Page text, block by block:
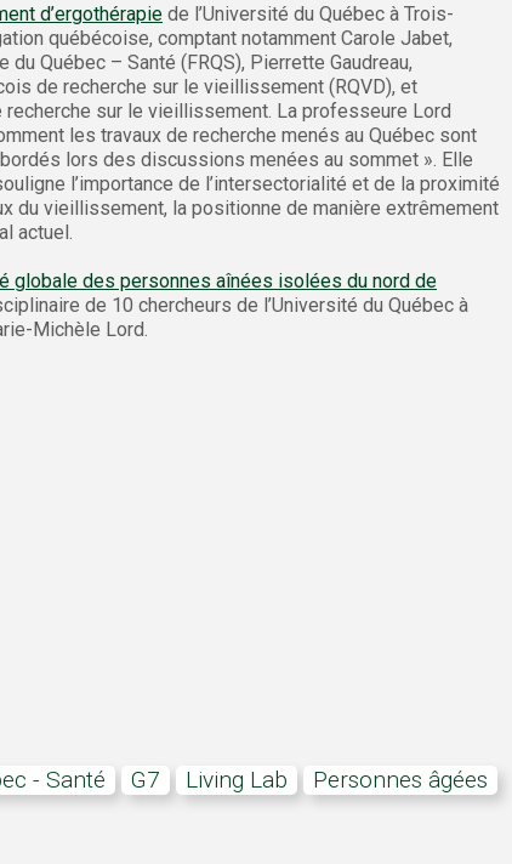
d’ergothérapie de l’Université du Québec à Trois-
québécoise, comptant notamment Carole Jabet,
Québec – Santé (FRQS), Pierrette Gaudreau,
de recherche sur le vieillissement (RQVD), et
sur le vieillissement. La professeure Lord
les travaux de recherche menés au Québec sont
lors des discussions menées au sommet ». Elle
l’importance de l’intersectorialité et de la proximité
du vieillissement, la positionne de manière extrêmement
actuel.
globale des personnes aînées isolées du nord de
de 10 chercheurs de l’Université du Québec à
Michèle Lord.
- Santé G7 Living Lab personnes âgées